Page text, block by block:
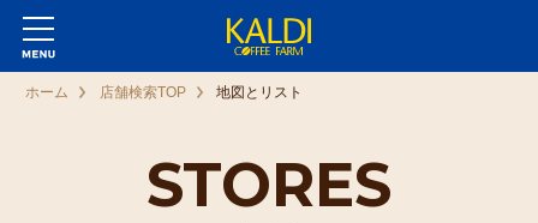
STORES
ホーム 店舗検索TOP 地図とリスト